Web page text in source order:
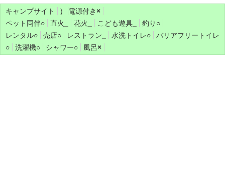
キャンプサイト ) 電源付き ×
ペット同伴○ 直火 花火 こども遊具 釣り ○
レンタル○ 売店○ レストラン 水洗トイレ○
バリアフリートイレ
○
洗濯機○ シャワー○ 風呂×